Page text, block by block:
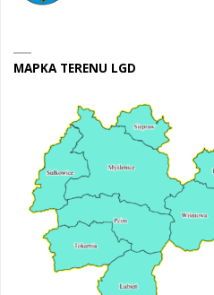
MAPKA TERENU LGD